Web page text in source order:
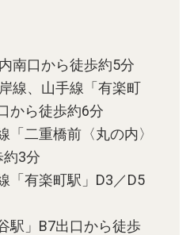
南口から徒歩約5分
線、山手線「有楽町
から徒歩約6分
二重橋前〈丸の内〉
3分
「有楽町駅」D3／D5
駅」B7出口から徒歩